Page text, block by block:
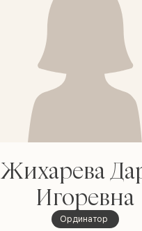
Жихарева
Игоревна
ординатор